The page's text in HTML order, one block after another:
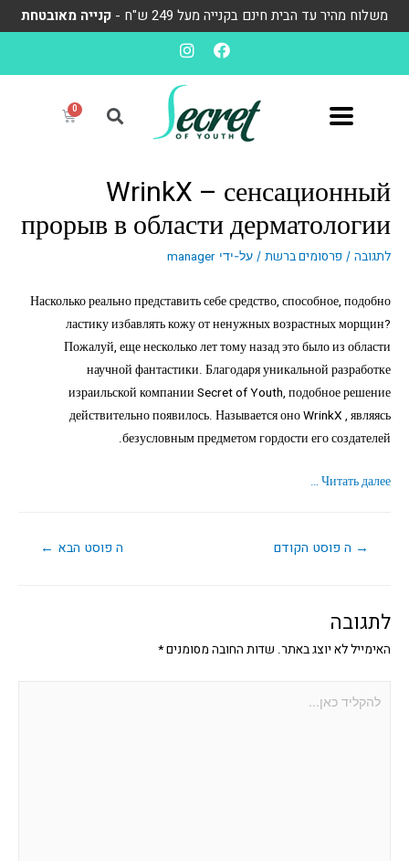
משלוח מהיר עד הבית חינם בקנייה מעל 249 ש"ח - קנייה מאובטחת
WrinkX – сенсационный
прорыв в области дерматологии
לתגובה /פרסומים ברשת/ על-ידי manager
Насколько реально представить себе средство, способное, подобно
ластику избавлять кожу от ненужных возрастных морщин?
Пожалуй, еще несколько лет тому назад это было из области
научной фантастики. Благодаря уникальной разработке
израильской компании Secret of Youth, подобное решение
действительно появилось. Называется оно WrinkX , являясь
безусловным предметом гордости его создателей.
Читать далее …
→ה פוסט הקודם ה פוסט הבא ←
לתגובה
האימייל לא יוצג באתר.שדות החובה מסומנים*